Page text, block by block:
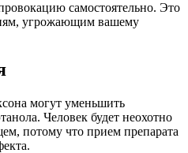
самостоятельно. Это
угрожающим вашему
могут уменьшить
Человек будет неохотно
потому что прием препарата